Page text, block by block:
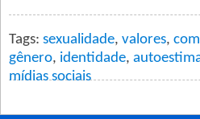
Tags: sexualidade, valores,
gênero, identidade,
mídias sociais